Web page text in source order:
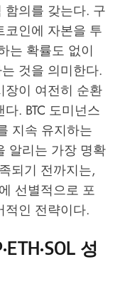
함의를 갖는다. 구
코인에 자본을 투
는 확률도 없이
것을 의미한다.
장이 여전히 순환
. BTC 도미넌스
지속 유지하는
알리는 가장 명확
되기 전까지는,
선별적으로 포
적인 전략이다.
성